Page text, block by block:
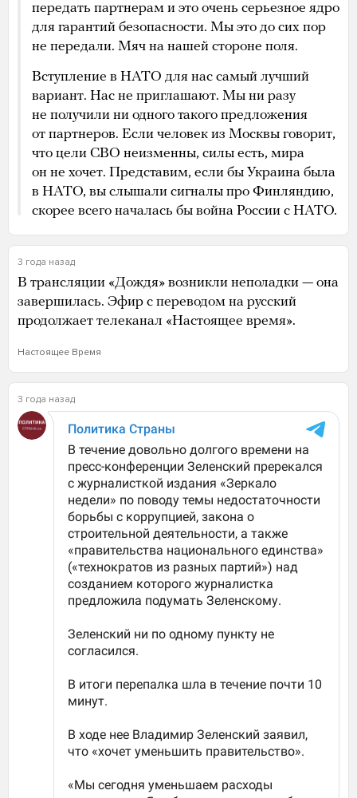
передать партнерам и это очень серьезное ядро
для гарантий безопасности. Мы это до сих пор
не передали. Мяч на нашей стороне поля.
Вступление в НАТО для нас самый лучший
вариант. Нас не приглашают. Мы ни разу
не получили ни одного такого предложения
от партнеров. Если человек из Москвы говорит,
что цели СВО неизменны, силы есть, мира
он не хочет. Представим, если бы Украина была
в НАТО, вы слышали сигналы про Финляндию,
скорее всего началась бы война России с НАТО.
3 года назад
В трансляции «Дождя» возникли неполадки — она
завершилась. Эфир с переводом на русский
продолжает телеканал «Настоящее время».
Настоящее Время
3 года назад